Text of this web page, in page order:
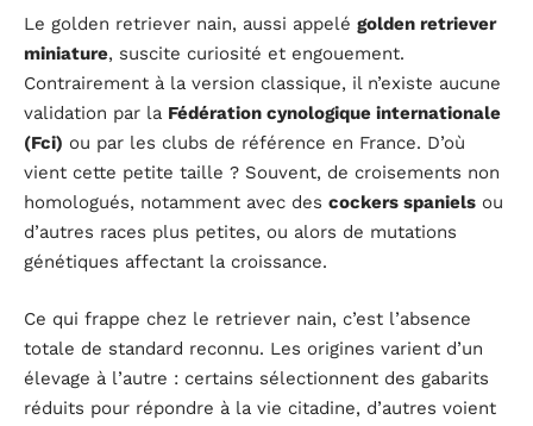
Le golden retriever nain, aussi appelé golden retriever
miniature, suscite curiosité et engouement.
Contrairement à la version classique, il n’existe aucune
validation par la Fédération cynologique internationale
(Fci) ou par les clubs de référence en France. D’où
vient cette petite taille ? Souvent, de croisements non
homologués, notamment avec des cockers spaniels ou
d’autres races plus petites, ou alors de mutations
génétiques affectant la croissance.
Ce qui frappe chez le retriever nain, c’est l’absence
totale de standard reconnu. Les origines varient d’un
élevage à l’autre : certains sélectionnent des gabarits
réduits pour répondre à la vie citadine, d’autres voient